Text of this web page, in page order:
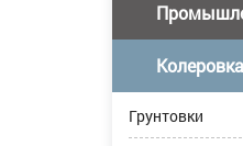
Колеровка
Грунтовки